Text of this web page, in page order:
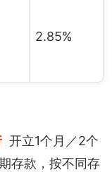
2.85%
开立1个月／2个
存款，按不同存